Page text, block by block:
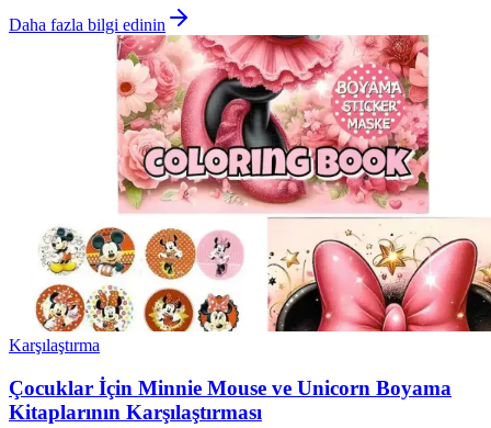
Daha fazla bilgi edinin
Karşılaştırma
Çocuklar İçin Minnie Mouse ve Unicorn Boyama
Kitaplarının Karşılaştırması